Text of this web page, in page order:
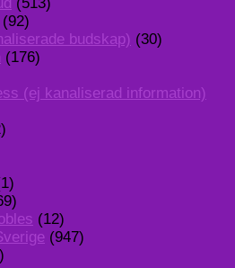
(513)
(92)
budskap) (30)
(176)
(ej kanaliserad information)
(12)
(947)